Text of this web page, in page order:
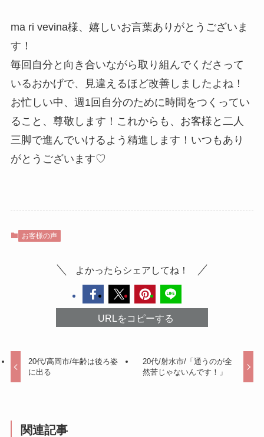
ma ri vevina様、嬉しいお言葉ありがとうございま
す！
毎回自分と向き合いながら取り組んでくださって
いるおかげで、見違えるほど改善しましたよね！
お忙しい中、週1回自分のために時間をつくってい
ること、尊敬します！これからも、お客様と二人
三脚で進んでいけるよう精進します！いつもあり
がとうございます♡
お客様の声
よかったらシェアしてね！
URLをコピーする
20代/高岡市/年齢は後ろ姿
に出る
20代/射水市/「通うのが全
然苦じゃないんです！」
関連記事